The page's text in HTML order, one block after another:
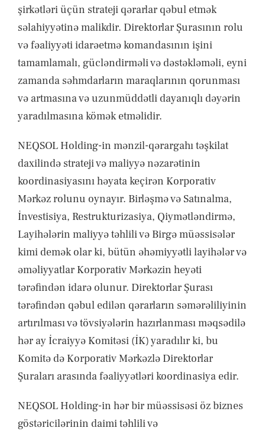
şirkətləri üçün strateji qərarlar qəbul etmək
səlahiyyətinə malikdir. Direktorlar Şurasının rolu
və fəaliyyəti idarəetmə komandasının işini
tamamlamalı, gücləndirməli və dəstəkləməli, eyni
zamanda səhmdarların maraqlarının qorunması
və artmasına və uzunmüddətli dayanıqlı dəyərin
yaradılmasına kömək etməlidir.
NEQSOL Holding-in mənzil-qərargahı təşkilat
daxilində strateji və maliyyə nəzarətinin
koordinasiyasını həyata keçirən Korporativ
Mərkəz rolunu oynayır. Birləşmə və Satınalma,
İnvestisiya, Restrukturizasiya, Qiymətləndirmə,
Layihələrin maliyyə təhlili və Birgə müəssisələr
kimi demək olar ki, bütün əhəmiyyətli layihələr və
əməliyyatlar Korporativ Mərkəzin heyəti
tərəfindən idarə olunur. Direktorlar Şurası
tərəfindən qəbul edilən qərarların səmərəliliyinin
artırılması və tövsiyələrin hazırlanması məqsədilə
hər ay İcraiyyə Komitəsi (İK) yaradılır ki, bu
Komitə də Korporativ Mərkəzlə Direktorlar
Şuraları arasında fəaliyyətləri koordinasiya edir.
NEQSOL Holding-in hər bir müəssisəsi öz biznes
göstəricilərinin daimi təhlili və